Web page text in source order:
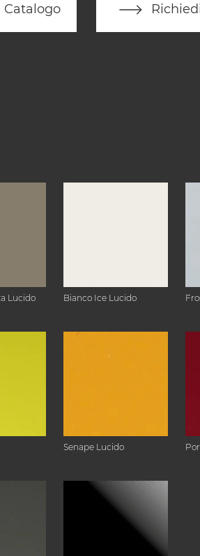
Catalogo
Lucido Bianco Ice Lucido
Senape Lucido